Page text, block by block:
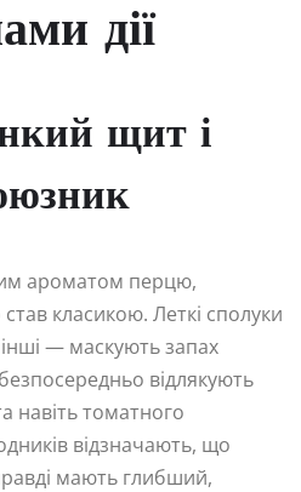
дії
щит і
ароматом перцю,
класикою. Леткі сполуки
— маскують запах
відлякують
навіть томатного
відзначають, що
мають глибший,